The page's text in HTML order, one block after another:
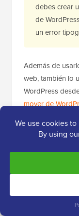
debes crear
de
un error
Además de
web, también lo
WordPress
mover de
Guías
Esperamos que
cambiar
También te
relacionados